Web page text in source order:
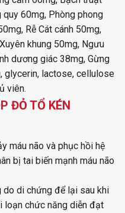
60mg, Phòng phong
Rễ Cát cánh 50mg,
khung 50mg, Ngưu
dương giác 38mg, Gừng
glycerin, lactose, cellulose
viên.
ĐỎ TỔ KÉN
máu não và phục hồi hệ
bị tai biến mạnh máu não
do di chứng để lại sau khi
loạn chức năng diễn đạt